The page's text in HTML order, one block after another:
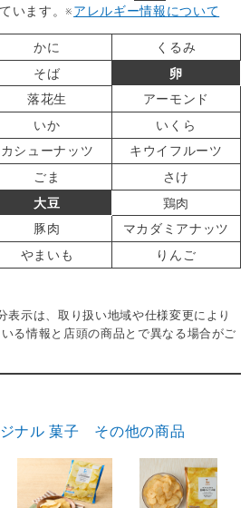
います。※アレルギー情報について
かに
くるみ
そば
卵
落花生
アーモンド
いか
いくら
カシューナッツ
キウイフルーツ
ごま
さけ
大豆
鶏肉
豚肉
マカダミアナッツ
やまいも
りんご
表示は、取り扱い地域や仕様変更により
る情報と店頭の商品とで異なる場合がご
ジナル 菓子 その他の商品